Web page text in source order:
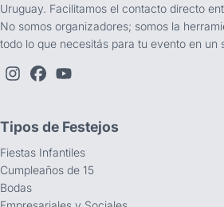
Uruguay. Facilitamos el contacto directo
No somos organizadores; somos la
todo lo que necesitás para tu evento en un
Tipos de Festejos
Fiestas Infantiles
Cumpleaños de 15
Bodas